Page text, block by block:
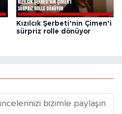
Kızılcık Şerbeti’nin Çimen’i
sürpriz rolle dönüyor